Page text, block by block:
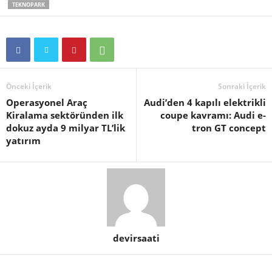
TEKNOPARK
Önceki İçerik
Operasyonel Araç
Kiralama sektöründen ilk
dokuz ayda 9 milyar TL’lik
yatırım
Sonraki İçerik
Audi’den 4 kapılı elektrikli
coupe kavramı: Audi e-
tron GT concept
devirsaati